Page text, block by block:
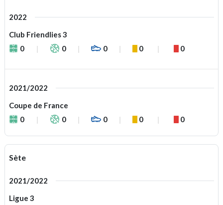
2022
Club Friendlies 3
0
0 0 0 0
2021/2022
Coupe de France
0
0 0 0 0
Sète
2021/2022
Ligue 3